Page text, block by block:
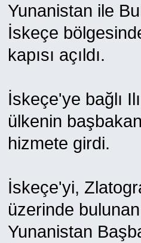
Yunanistan ile
İskeçe
kapısı açıldı.
İskeçe'ye bağlı
ülkenin
hizmete girdi.
İskeçe'yi,
üzerinde bulunan
Yunanistan